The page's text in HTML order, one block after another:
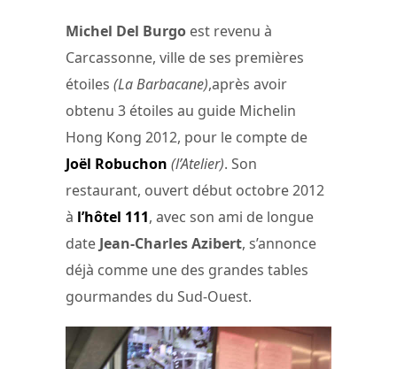
Michel Del Burgo est revenu à
Carcassonne, ville de ses premières
étoiles (La Barbacane),après avoir
obtenu 3 étoiles au guide Michelin
Hong Kong 2012, pour le compte de
Joël Robuchon (l’Atelier). Son
restaurant, ouvert début octobre 2012
à l’hôtel 111, avec son ami de longue
date Jean-Charles Azibert, s’annonce
déjà comme une des grandes tables
gourmandes du Sud-Ouest.